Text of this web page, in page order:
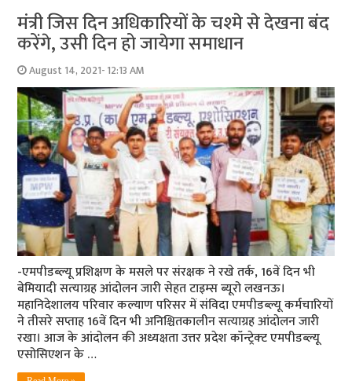
मंत्री जिस दिन अधिकारियों के चश्‍मे से देखना बंद
करेंगे, उसी दिन हो जायेगा समाधान
August 14, 2021- 12:13 AM
-एमपीडब्‍ल्‍यू प्रशिक्षण के मसले पर संरक्षक ने रखे तर्क, 16वें दिन भी
बेमियादी सत्‍याग्रह आंदोलन जारी सेहत टाइम्‍स ब्‍यूरो लखनऊ।
महानिदेशालय परिवार कल्याण परिसर में संविदा एमपीडब्ल्यू कर्मचारियों
ने तीसरे सप्ताह 16वें दिन भी अनिश्चितकालीन सत्याग्रह आंदोलन जारी
रखा। आज के आंदोलन की अध्यक्षता उत्तर प्रदेश कॉन्‍ट्रेक्‍ट एमपीडब्ल्यू
एसोसिएशन के …